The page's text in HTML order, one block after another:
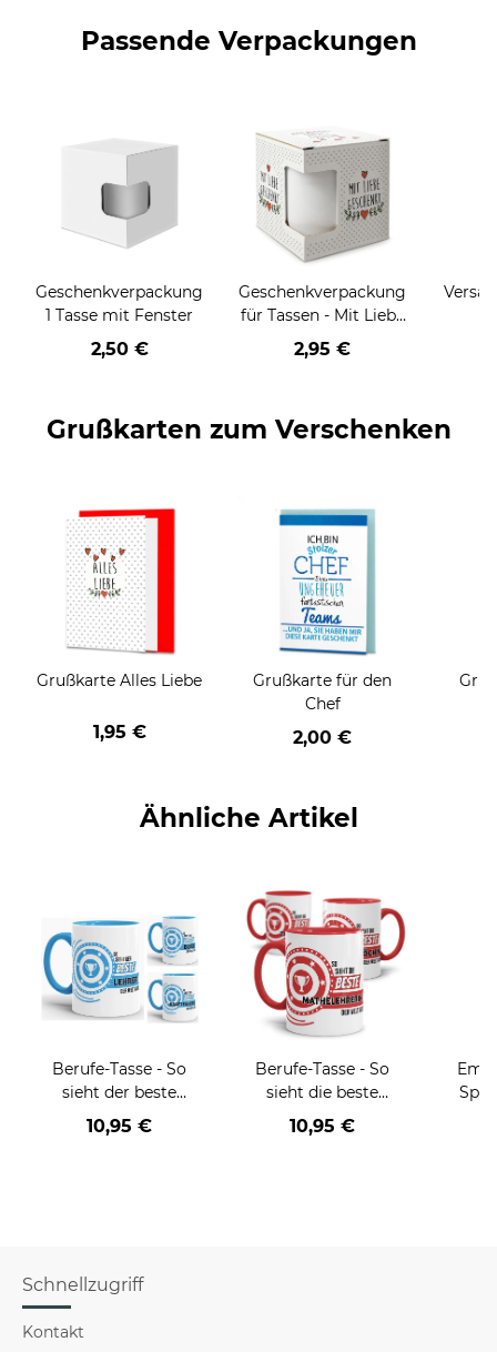
Passende Verpackungen
Geschenkverpackung
1 Tasse mit Fenster
2,50 €
Geschenkverpackung
für Tassen - Mit Liebe
geschenkt
2,95 €
Grußkarten zum Verschenken
Grußkarte Alles Liebe
1,95 €
Grußkarte für den
Chef
2,00 €
Ähnliche Artikel
Berufe-Tasse - So
sieht der beste
BERUF aus -
verschiedene Berufe
10,95 €
Berufe-Tasse - So
sieht die beste
BERUF aus -
verschiedene Berufe
10,95 €
Schnellzugriff
Kontakt